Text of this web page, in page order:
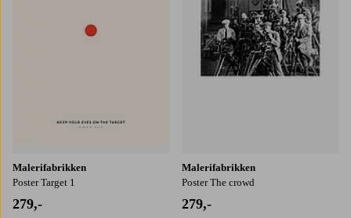
Malerifabrikken
Poster Target 1
279,-
Malerifabrikken
Poster The crowd
279,-